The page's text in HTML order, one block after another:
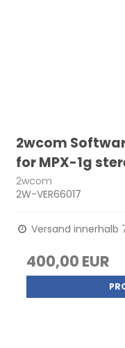
2wcom
for MPX-1g
2wcom
2W-VER66017
Versand innerhalb
400,00 EUR